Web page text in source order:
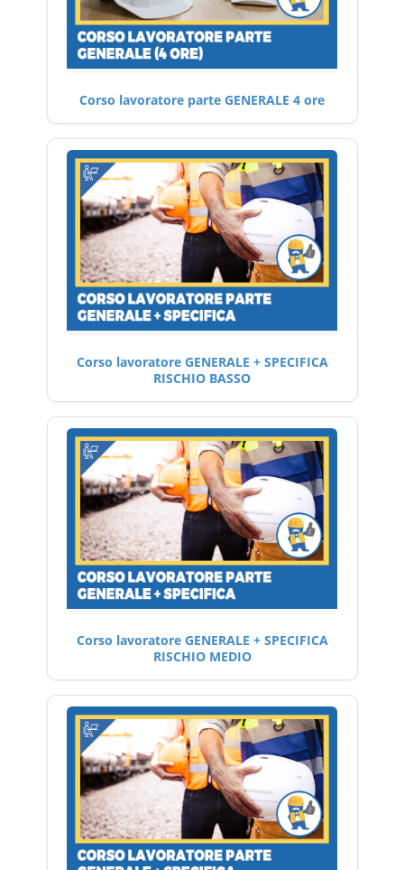
Corso lavoratore parte GENERALE 4 ore
Corso lavoratore GENERALE + SPECIFICA
RISCHIO BASSO
Corso lavoratore GENERALE + SPECIFICA
RISCHIO MEDIO